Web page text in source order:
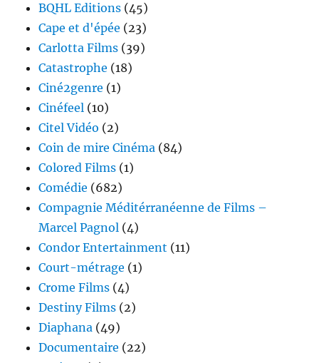
BQHL Editions (45)
Cape et d'épée (23)
Carlotta Films (39)
Catastrophe (18)
Ciné2genre (1)
Cinéfeel (10)
Citel Vidéo (2)
Coin de mire Cinéma (84)
Colored Films (1)
Comédie (682)
Compagnie Méditérranéenne de Films –
Marcel Pagnol (4)
Condor Entertainment (11)
Court-métrage (1)
Crome Films (4)
Destiny Films (2)
Diaphana (49)
Documentaire (22)